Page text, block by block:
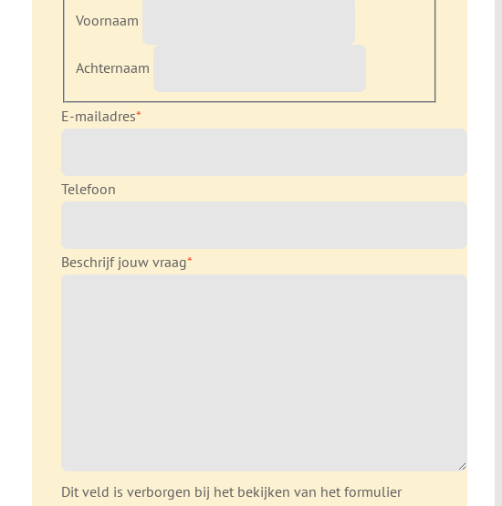
Voornaam
Achternaam
E-mailadres*
Telefoon
Beschrijf jouw vraag*
Dit veld is verborgen bij het bekijken van het formulier